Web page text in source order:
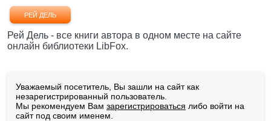
РЕЙ ДЕЛЬ
Рей Дель - все книги автора в одном месте на сайте
онлайн библиотеки LibFox.
Уважаемый посетитель, Вы зашли на сайт как
незарегистрированный пользователь.
Мы рекомендуем Вам зарегистрироваться либо войти на
сайт под своим именем.